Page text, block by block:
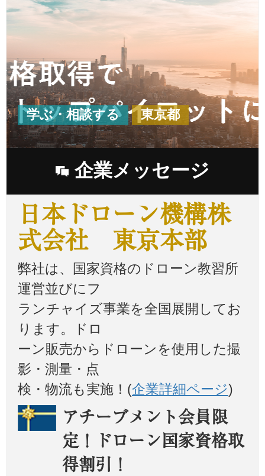
企業メッセージ
学ぶ・相談する 東京都
日本ドローン機構株
式会社 東京本部
弊社は、国家資格のドローン教習所
運営並びにフ
ランチャイズ事業を全国展開してお
ります。ドロ
ーン販売からドローンを使用した撮
影・測量・点
検・物流も実施！(企業詳細ページ)
アチーブメント会員限
定！ドローン国家資格取
得割引！